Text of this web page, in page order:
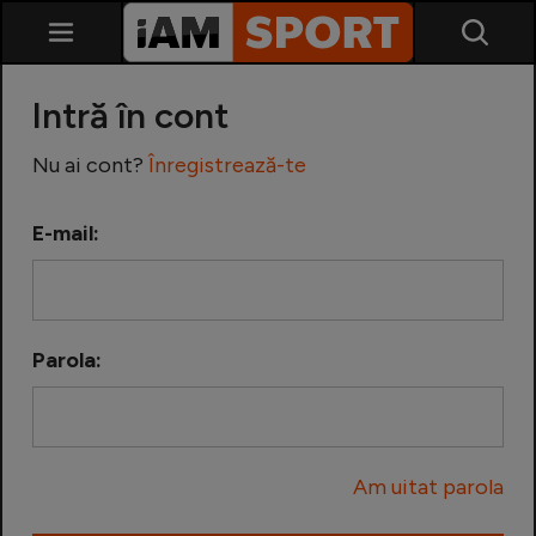
Echipa Națională
Intră în cont
Nu ai cont? Înregistrează-te
E-mail:
Parola:
Am uitat parola